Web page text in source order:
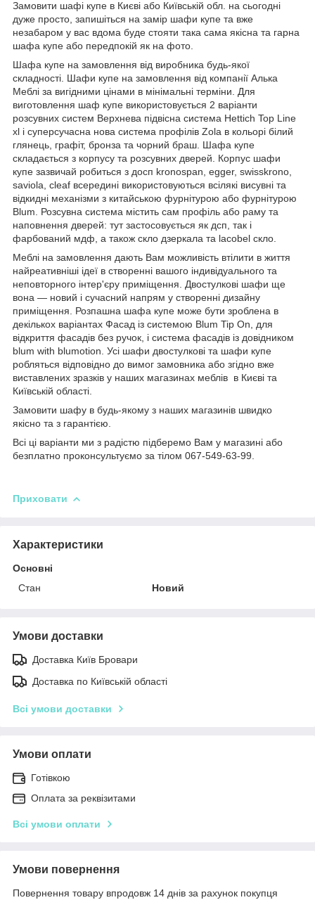
Замовити шафі купе в Києві або Київській обл. на сьогодні
дуже просто, запишіться на замір шафи купе та вже
незабаром у вас вдома буде стояти така сама якісна та гарна
шафа купе або передпокій як на фото.
Шафа купе на замовлення від виробника будь-якої
складності. Шафи купе на замовлення від компанії Алька
Меблі за вигідними цінами в мінімальні терміни. Для
виготовлення шаф купе використовується 2 варіанти
розсувних систем Верхнева підвісна система Hettich Top Line
xl і суперсучасна нова система профілів Zola в кольорі білий
глянець, графіт, бронза та чорний браш. Шафа купе
складається з корпусу та розсувних дверей. Корпус шафи
купе зазвичай робиться з досп kronospan, egger, swisskrono,
saviola, cleaf всередині використовуються всілякі висувні та
відкидні механізми з китайською фурнітурою або фурнітурою
Blum. Розсувна система містить сам профіль або раму та
наповнення дверей: тут застосовується як дсп, так і
фарбований мдф, а також скло дзеркала та lacobel скло.
Меблі на замовлення дають Вам можливість втілити в життя
найреативніші ідеї в створенні вашого індивідуального та
неповторного інтер'єру приміщення. Двостулкові шафи ще
вона — новий і сучасний напрям у створенні дизайну
приміщення. Розпашна шафа купе може бути зроблена в
декількох варіантах Фасад із системою Blum Tip On, для
відкриття фасадів без ручок, і система фасадів із довідником
blum with blumotion. Усі шафи двостулкові та шафи купе
робляться відповідно до вимог замовника або згідно вже
виставлених зразків у наших магазинах меблів в Києві та
Київській області.
Замовити шафу в будь-якому з наших магазинів швидко
якісно та з гарантією.
Всі ці варіанти ми з радістю підберемо Вам у магазині або
безплатно проконсультуємо за тілом 067-549-63-99.
Приховати
Характеристики
Основні
Стан
Новий
Умови доставки
Доставка Київ Бровари
Доставка по Київській області
Всі умови доставки
Умови оплати
Готівкою
Оплата за реквізитами
Всі умови оплати
Умови повернення
Повернення товару впродовж 14 днів за рахунок покупця